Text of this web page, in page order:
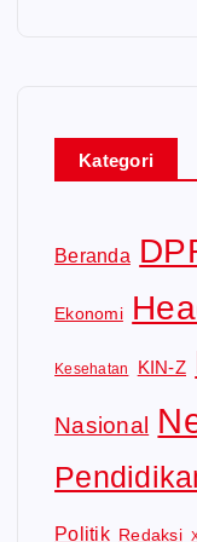
Kategori
Beranda
Ekonomi
Kesehatan KIN-Z
Nasional
Politik Redaksi